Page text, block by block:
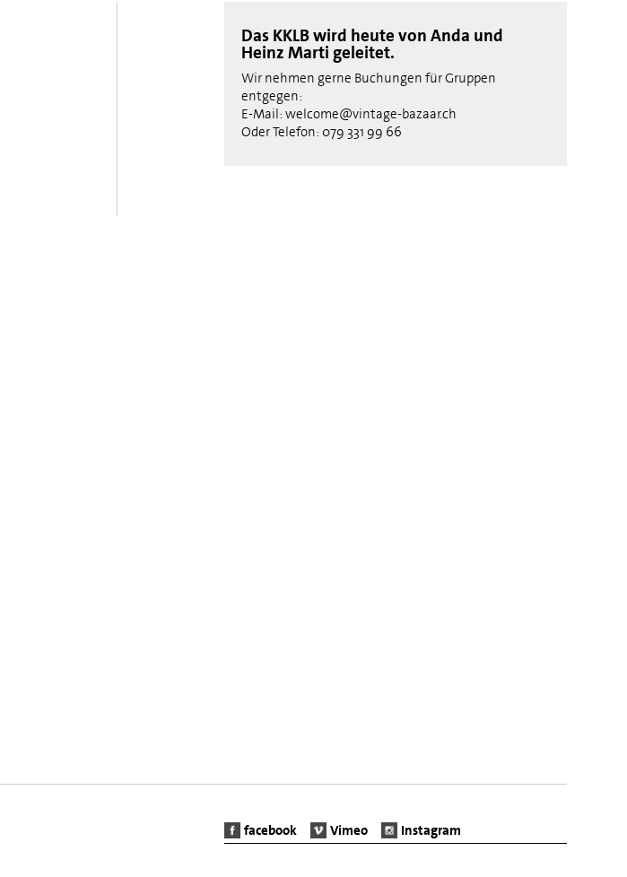
Das KKLB wird heute von Anda und
Heinz Marti geleitet.
Wir nehmen gerne Buchungen für Gruppen
entgegen:
E-Mail: welcome@vintage-bazaar.ch
Oder Telefon: 079 331 99 66
facebook Vimeo Instagram